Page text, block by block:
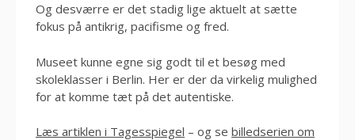
Og desværre er det stadig lige aktuelt at sætte
fokus på antikrig, pacifisme og fred.
Museet kunne egne sig godt til et besøg med
skoleklasser i Berlin. Her er der da virkelig mulighed
for at komme tæt på det autentiske.
Læs artiklen i Tagesspiegel – og se billedserien om